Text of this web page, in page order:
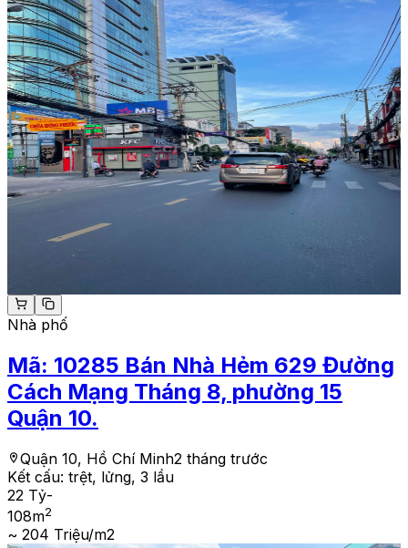
Nhà phố
Mã: 10285 Bán Nhà Hẻm 629 Đường
Cách Mạng Tháng 8, phường 15
Quận 10.
Quận 10, Hồ Chí Minh2 tháng trước
Kết cấu: trệt, lửng, 3 lầu
22 Tỷ-
108m2
~ 204 Triệu/m2